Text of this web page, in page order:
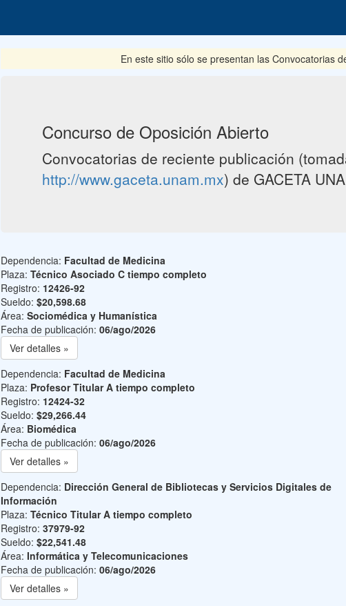
En este sitio sólo se presentan las Convocatorias del
Concurso de Oposición Abierto
Convocatorias de reciente publicación
http://www.gaceta.unam.mx) de GACETA
Dependencia: Facultad de Medicina
Plaza: Técnico Asociado C tiempo completo
Registro: 12426-92
Sueldo: $20,598.68
Área: Sociomédica y Humanística
Fecha de publicación: 06/ago/2026
Ver detalles »
Dependencia: Facultad de Medicina
Plaza: Profesor Titular A tiempo completo
Registro: 12424-32
Sueldo: $29,266.44
Área: Biomédica
Fecha de publicación: 06/ago/2026
Ver detalles »
Dependencia: Dirección General de Bibliotecas y Servicios Digitales de
Información
Plaza: Técnico Titular A tiempo completo
Registro: 37979-92
Sueldo: $22,541.48
Área: Informática y Telecomunicaciones
Fecha de publicación: 06/ago/2026
Ver detalles »